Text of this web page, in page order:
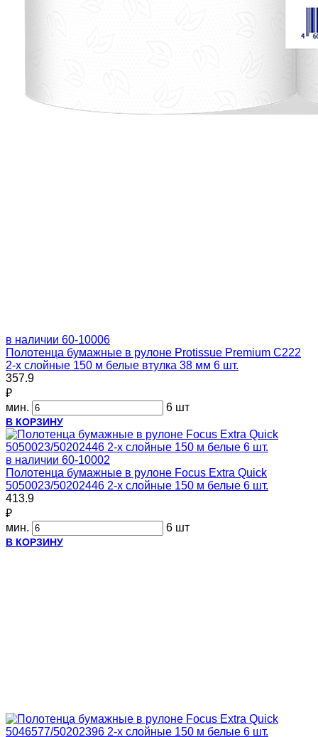
в наличии 60-10006
Полотенца бумажные в рулоне Protissue Premium C222
2-х слойные 150 м белые втулка 38 мм 6 шт.
357.9
₽
мин.
6 шт
В КОРЗИНУ
в наличии 60-10002
Полотенца бумажные в рулоне Focus Extra Quick
5050023/50202446 2-х слойные 150 м белые 6 шт.
413.9
₽
мин.
6 шт
В КОРЗИНУ